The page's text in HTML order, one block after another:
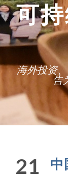
可
海外投资
告
21
中